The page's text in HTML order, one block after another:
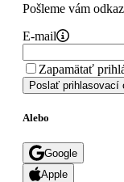
Pošleme vám
E-mail
Zapamätať
Poslať prihlasovací
Alebo
Google
Apple